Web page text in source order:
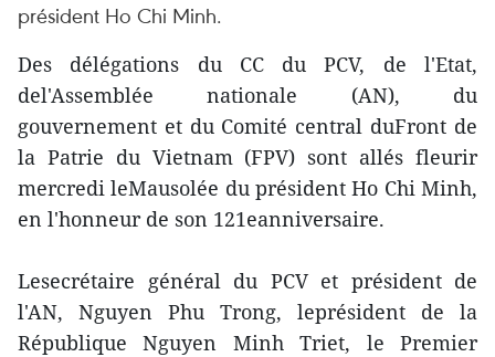
président Ho Chi Minh.
Des délégations du CC du PCV, de l'Etat,
del'Assemblée nationale (AN), du
gouvernement et du Comité central duFront de
la Patrie du Vietnam (FPV) sont allés fleurir
mercredi leMausolée du président Ho Chi Minh,
en l'honneur de son 121eanniversaire.
Lesecrétaire général du PCV et président de
l'AN, Nguyen Phu Trong, leprésident de la
République Nguyen Minh Triet, le Premier